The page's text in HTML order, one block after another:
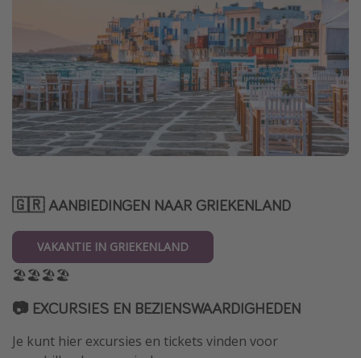
🇬🇷 AANBIEDINGEN NAAR GRIEKENLAND
VAKANTIE IN GRIEKENLAND
🏖🏖🏖🏖
📷 EXCURSIES EN BEZIENSWAARDIGHEDEN
Je kunt hier excursies en tickets vinden voor